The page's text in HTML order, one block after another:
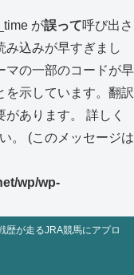
が誤って呼び出さ
み込みが早すぎまし
マの一部のコードが早
を示しています。翻訳
あります。 詳しく
。 (このメッセージは
wp/wp-
歴が走るJRA競馬にアプロ